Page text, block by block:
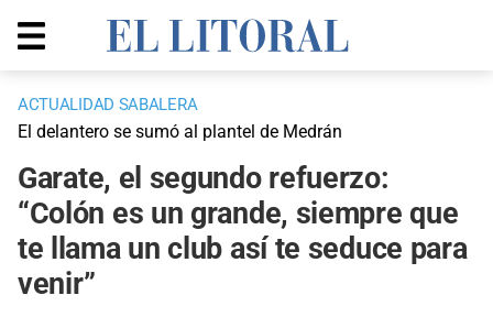
ACTUALIDAD SABALERA
El delantero se sumó al plantel de Medrán
Garate, el segundo refuerzo:
“Colón es un grande, siempre que
te llama un club así te seduce para
venir”